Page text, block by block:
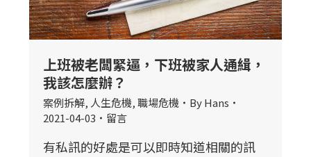
上班被老闆緊逼，下班被家人通緝，
我該怎麼辦？
案例拆解, 人生危機,職場危機 ByHans
2021-04-03
留言
有私訊的好處是可以即時知道相關的訊